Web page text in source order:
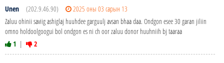
Unen (202.9.46.90)
2025 оны 03 сарын 13
Zaluu ohinii saviig ashiglaj huuhdee garguulj avsan bhaa daa. Ondgon esee 30 garan jiliin
omno holdoolgoogui bol ondgon es ni ch oor zaluu donor huuhniih bj taaraa
1 | 2